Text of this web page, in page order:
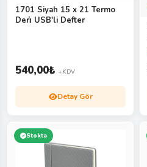
1701 Siyah 15 x 21 Termo
Deri̇ USB'li Defter
540,00₺ +KDV
Detay Gör
Stokta